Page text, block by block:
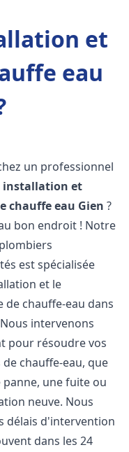
et
eau
un professionnel
installation et
chauffe eau Gien ?
bon endroit ! Notre
est spécialisée
et le
de chauffe-eau dans
intervenons
pour résoudre vos
chauffe-eau, que
panne, une fuite ou
neuve. Nous
délais d'intervention
dans les 24